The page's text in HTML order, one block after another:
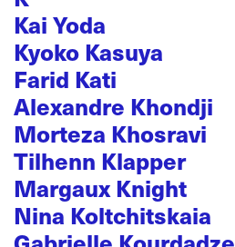
Kai Yoda
Kyoko Kasuya
Farid Kati
Alexandre Khondji
Morteza Khosravi
Tilhenn Klapper
Margaux Knight
Nina Koltchitskaia